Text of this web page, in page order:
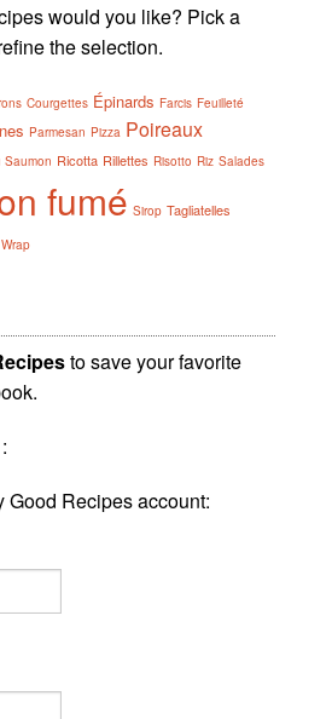
would you like? Pick a
the selection.
Courgettes Épinards Farcis Feuilleté
Parmesan Pizza Poireaux
Saumon Ricotta Rillettes Risotto Riz Salades
fumé Sirop Tagliatelles
Wrap
to save your favorite
Good Recipes account: